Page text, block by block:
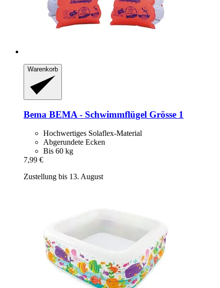
Warenkorb
Bema BEMA -​ Schwimmflügel Grösse 1
Hochwertiges Solaflex-Material
Abgerundete Ecken
Bis 60 kg
7,99 €
Zustellung bis 13. August